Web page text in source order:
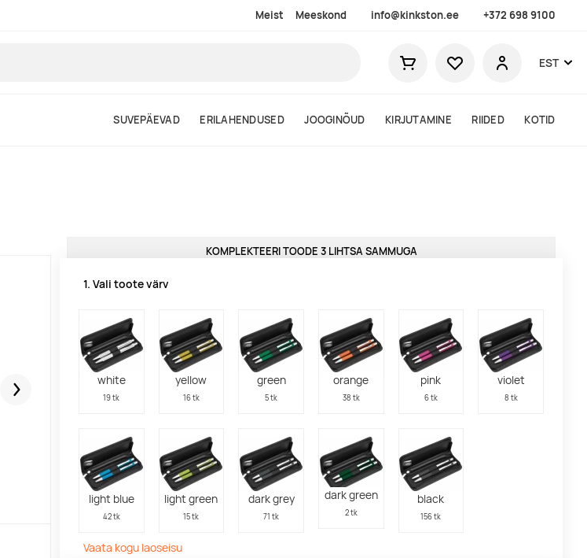
Meist Meeskond info@kinkston.ee +372 698 9100
Ostukorv
Kasutaja
EST
SUVEPÄEVAD ERILAHENDUSED JOOGINÕUD KIRJUTAMINE RIIDED KOTID
Järgmised
KOMPLEKTEERI TOODE 3 LIHTSA SAMMUGA
1. Vali toote värv
white
19 tk
yellow
16 tk
green
5 tk
orange
38 tk
pink
6 tk
violet
8 tk
light blue
42 tk
light green
15 tk
dark grey
71 tk
dark green
2 tk
black
156 tk
Vaata kogu laoseisu